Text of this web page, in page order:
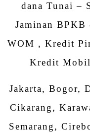
dana Tunai –
Jaminan
WOM , Kredit
Kredit
Jakarta, Bogor,
Cikarang,
Semarang,